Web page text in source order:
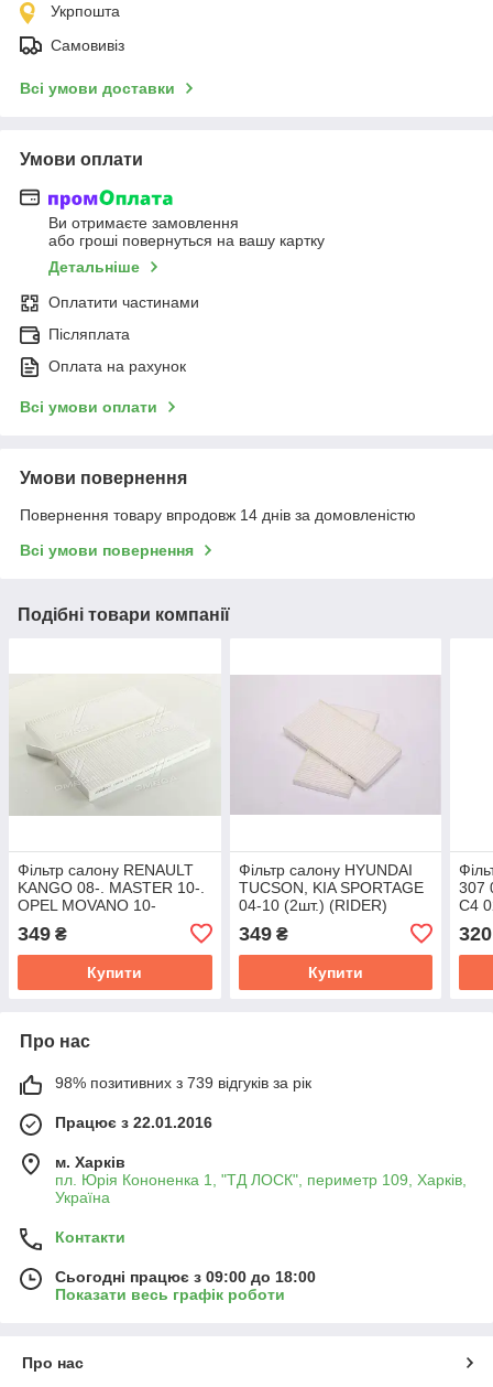
Укрпошта
Самовивіз
Всі умови доставки
Умови оплати
Ви отримаєте замовлення
або гроші повернуться на вашу картку
Детальніше
Оплатити частинами
Післяплата
Оплата на рахунок
Всі умови оплати
Умови повернення
Повернення товару впродовж 14 днів за домовленістю
Всі умови повернення
Подібні товари компанії
Фільтр салону RENAULT
KANGO 08-. MASTER 10-.
OPEL MOVANO 10-
(RIDER) RD.61J6WP9336
349 ₴
Купити
Фільтр салону HYUNDAI
TUCSON, KIA SPORTAGE
04-10 (2шт.) (RIDER)
349₴
Купити
307
C4
320
Про нас
98% позитивних з 739 відгуків за рік
Працює з 22.01.2016
м. Харків
пл. Юрія Кононенка 1, "ТД ЛОСК", периметр 109, Харків,
Україна
Контакти
Сьогодні працює з 09:00 до 18:00
Показати весь графік роботи
Про нас